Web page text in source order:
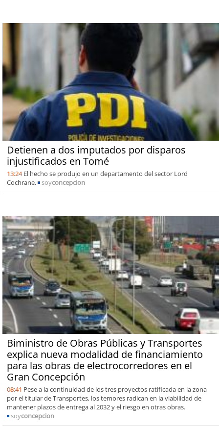
Detienen a dos imputados por disparos
injustificados en Tomé
13:24 El hecho se produjo en un departamento del sector Lord
Cochrane.
soyconcepcion
Biministro de Obras Públicas y Transportes
explica nueva modalidad de financiamiento
para las obras de electrocorredores en el
Gran Concepción
08:41 Pese a la continuidad de los tres proyectos ratificada en la zona
por el titular de Transportes, los temores radican en la viabilidad de
mantener plazos de entrega al 2032 y el riesgo en otras obras.
soyconcepcion